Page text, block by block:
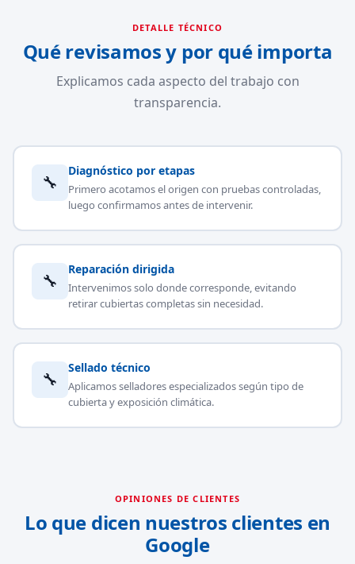
DETALLE TÉCNICO
Qué revisamos y por qué importa
Explicamos cada aspecto del trabajo con
transparencia.
🔧
Diagnóstico por etapas
Primero acotamos el origen con pruebas controladas,
luego confirmamos antes de intervenir.
🔧
Reparación dirigida
Intervenimos solo donde corresponde, evitando
retirar cubiertas completas sin necesidad.
🔧
Sellado técnico
Aplicamos selladores especializados según tipo de
cubierta y exposición climática.
OPINIONES DE CLIENTES
Lo que dicen nuestros clientes en
Google